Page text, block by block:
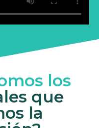
los
que
la